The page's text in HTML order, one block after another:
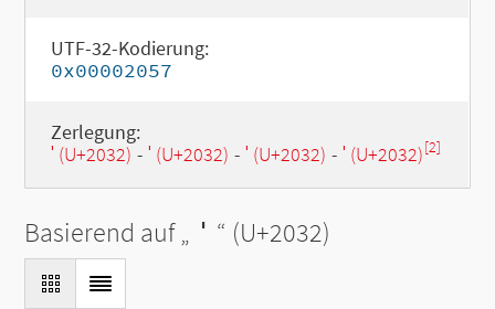
UTF-32-Kodierung:
0x00002057
Zerlegung:
′ (U+2032) - ′ (U+2032) - ′ (U+2032) - ′ (U+2032)[2]
Basierend auf „ ′ “ (U+2032)